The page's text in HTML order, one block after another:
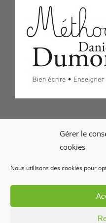
Gérer le
cookies
Nous utilisons des cookies pour
Formulaire de Contact